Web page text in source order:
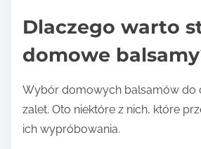
Dlaczego warto
domowe
Wybór domowych balsamów do
zalet. Oto niektóre z nich, które
ich wypróbowania.